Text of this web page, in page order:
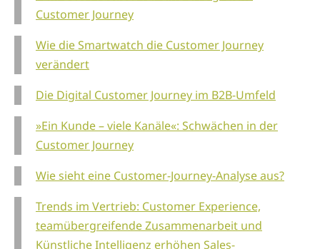
Customer Journey
Wie die Smartwatch die Customer Journey
verändert
Die Digital Customer Journey im B2B-Umfeld
»Ein Kunde – viele Kanäle«: Schwächen in der
Customer Journey
Wie sieht eine Customer-Journey-Analyse aus?
Trends im Vertrieb: Customer Experience,
teamübergreifende Zusammenarbeit und
Künstliche Intelligenz erhöhen Sales-